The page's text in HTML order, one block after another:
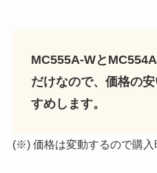
MC555A-Wと
だけなので、価格の
すめします。
(※) 価格は変動するので購入